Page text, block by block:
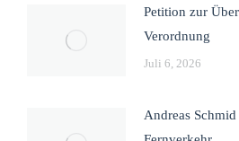
Petition zur
Verordnung
Juli 6, 2026
Andreas